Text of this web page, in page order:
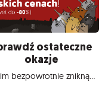
ostateczne
okazje
bezpowrotnie znikną...